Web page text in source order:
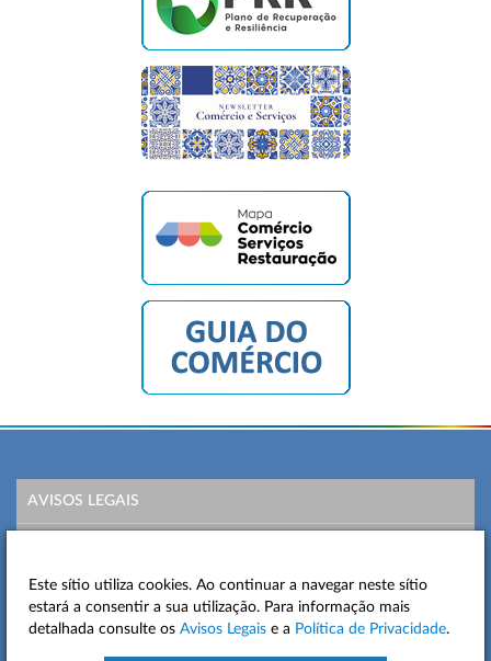
AVISOS LEGAIS
MAPA DO SITE
CONTACTOS
Este sítio utiliza cookies. Ao continuar a navegar neste sítio
estará a consentir a sua utilização. Para informação mais
detalhada consulte os Avisos Legais e a Política de Privacidade.